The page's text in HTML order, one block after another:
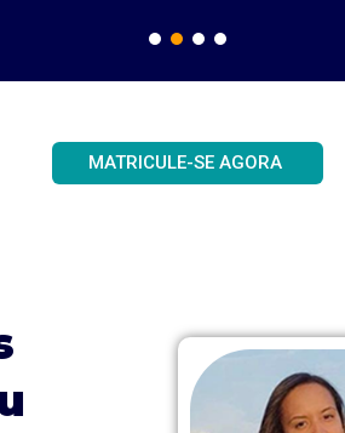
MATRICULE-SE AGORA